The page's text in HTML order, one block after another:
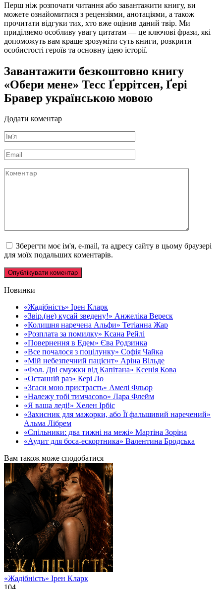
Перш ніж розпочати читання або завантажити книгу, ви
можете ознайомитися з рецензіями, анотаціями, а також
прочитати відгуки тих, хто вже оцінив даний твір. Ми
приділяємо особливу увагу цитатам — це ключові фрази, які
допоможуть вам краще зрозуміти суть книги, розкрити
особистості героїв та основну ідею історії.
Завантажити безкоштовно книгу
«Обери мене» Тесс Ґеррітсен, Ґері
Бравер українською мовою
Додати коментар
Ім'я
*
Email
*
Коментар
Зберегти моє ім'я, e-mail, та адресу сайту в цьому браузері
для моїх подальших коментарів.
Новинки
«Жадібність» Ірен Кларк
«Звір.(не) кусай зведену!» Анжеліка Вереск
«Колишня наречена Альфи» Тетіанна Жар
«Розплата за помилку» Ксана Рейлі
«Повернення в Едем» Єва Родзинка
«Все почалося з поцілунку» Софія Чайка
«Мій небезпечний пацієнт» Аріна Вільде
«Фол. Дві смужки від Капітана» Ксенія Кова
«Останній раз» Кері Ло
«Згаси мою пристрасть» Амелі Фльор
«Належу тобі тимчасово» Лара Флейм
«Я ваша леді!» Хелен Ірбіс
«Захисник для мажорки, або Її фальшивий наречений»
Альма Лібрем
«Спільники: два тижні на межі» Мартіна Зоріна
«Аудит для боса-ескортника» Валентина Бродська
Вам також може сподобатися
«Жадібність» Ірен Кларк